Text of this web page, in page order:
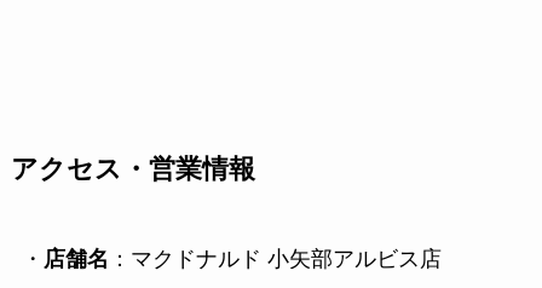
アクセス・営業情報
・ 店舗名 ：マクドナルド 小矢部アルビス店